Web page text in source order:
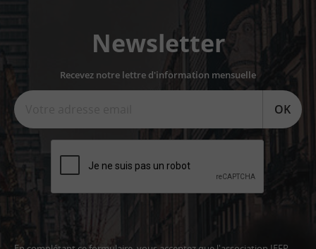
Newsletter
Recevez notre lettre d'information mensuelle
OK